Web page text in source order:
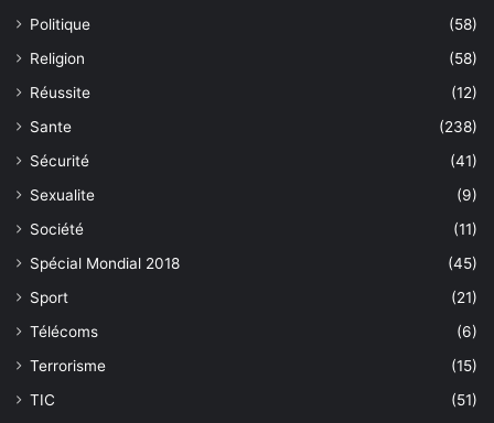
Politique
(58)
Religion
(58)
Réussite
(12)
Sante
(238)
Sécurité
(41)
Sexualite
(9)
Société
(11)
Spécial Mondial 2018
(45)
Sport
(21)
Télécoms
(6)
Terrorisme
(15)
TIC
(51)